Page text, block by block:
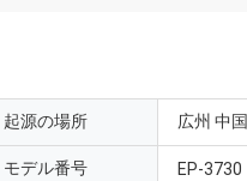
起源の場所 広州 中国
モデル番号 EP-3730